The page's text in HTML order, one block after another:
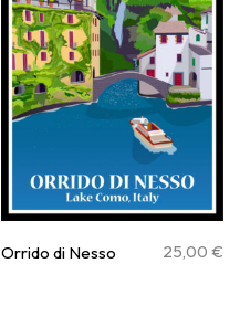
Orrido di Nesso 25,00 €